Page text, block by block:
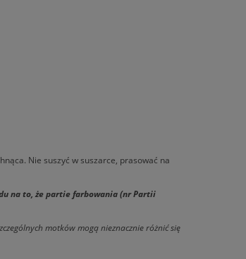
Nie suszyć w suszarce, prasować na
na to, że partie farbowania (nr Partii
motków mogą nieznacznie różnić się